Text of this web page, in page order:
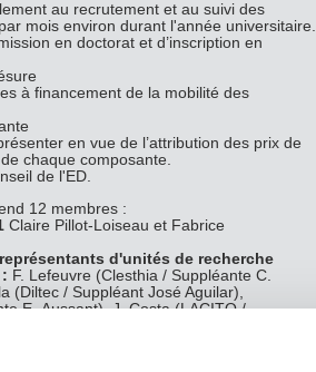
au recrutement et au suivi des
mois environ durant l'année universitaire.
en doctorat et d’inscription en
à financement de la mobilité des
en vue de l’attribution des prix de
chaque composante.
de l'ED.
12 membres :
Claire Pillot-Loiseau et Fabrice
d'unités de recherche
: F. Lefeuvre (Clesthia / Suppléante C.
(Diltec / Suppléant José Aguilar),
E. Aussant), J. Costa (LACITO /
"